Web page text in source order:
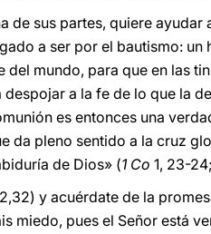
de sus partes, quiere
a ser por el bautismo:
del mundo, para que en las
a la fe de lo que la
es entonces una
da pleno sentido a la cruz
de Dios» (1 Co 1, 23-
y acuérdate de la
miedo, pues el Señor está